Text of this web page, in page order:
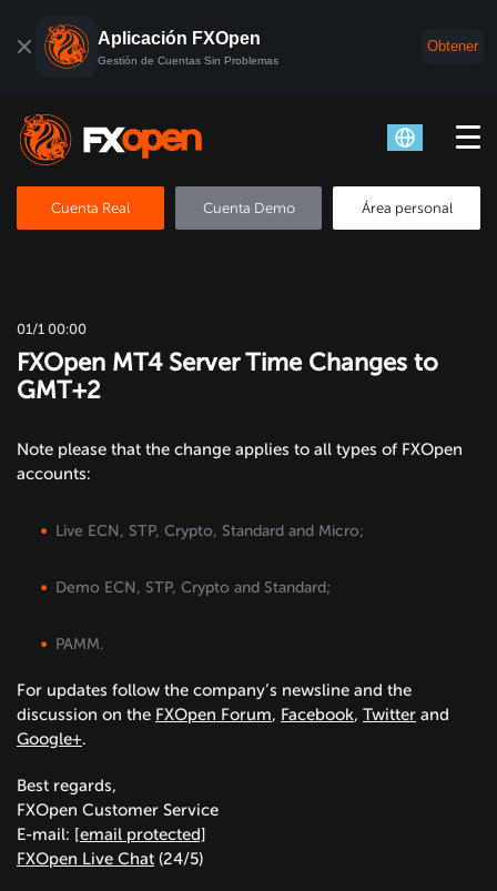
Aplicación FXOpen
Gestión de Cuentas Sin Problemas
Obtener
Cuenta Real Cuenta Demo Área personal
01/1 00:00
FXOpen MT4 Server Time Changes to
GMT+2
Note please that the change applies to all types of FXOpen
accounts:
Live ECN, STP, Crypto, Standard and Micro;
Demo ECN, STP, Crypto and Standard;
PAMM.
For updates follow the company’s newsline and the
discussion on the FXOpen Forum, Facebook, Twitter and
Google+.
Best regards,
FXOpen Customer Service
E-mail: [email protected]
FXOpen Live Chat (24/5)